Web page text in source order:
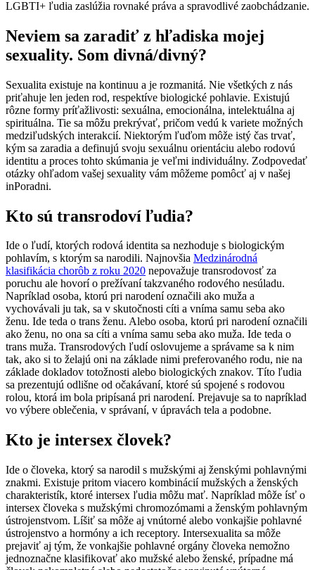
LGBTI+ ľudia zaslúžia rovnaké práva a spravodlivé zaobchádzanie.
Neviem sa zaradiť z hľadiska mojej
sexuality. Som divná/divný?
Sexualita existuje na kontinuu a je rozmanitá. Nie všetkých z nás
priťahuje len jeden rod, respektíve biologické pohlavie. Existujú
rôzne formy príťažlivosti: sexuálna, emocionálna, intelektuálna aj
spirituálna. Tie sa môžu prekrývať, pričom vedú k variete možných
medziľudských interakcií. Niektorým ľuďom môže istý čas trvať,
kým sa zaradia a definujú svoju sexuálnu orientáciu alebo rodovú
identitu a proces tohto skúmania je veľmi individuálny. Zodpovedať
otázky ohľadom vašej sexuality vám môžeme pomôcť aj v našej
inPoradni.
Kto sú transrodoví ľudia?
Ide o ľudí, ktorých rodová identita sa nezhoduje s biologickým
pohlavím, s ktorým sa narodili. Najnovšia Medzinárodná
klasifikácia chorôb z roku 2020 nepovažuje transrodovosť za
poruchu ale hovorí o prežívaní takzvaného rodového nesúladu.
Napríklad osoba, ktorú pri narodení označili ako muža a
vychovávali ju tak, sa v skutočnosti cíti a vníma samu seba ako
ženu. Ide teda o trans ženu. Alebo osoba, ktorú pri narodení označili
ako ženu, no ona sa cíti a vníma samu seba ako muža. Ide teda o
trans muža. Transrodových ľudí oslovujeme a správame sa k nim
tak, ako si to želajú oni na základe nimi preferovaného rodu, nie na
základe dokladov totožnosti alebo biologických znakov. Títo ľudia
sa prezentujú odlišne od očakávaní, ktoré sú spojené s rodovou
rolou, ktorá im bola pripísaná pri narodení. Prejavuje sa to napríklad
vo výbere oblečenia, v správaní, v úpravách tela a podobne.
Kto je intersex človek?
Ide o človeka, ktorý sa narodil s mužskými aj ženskými pohlavnými
znakmi. Existuje pritom viacero kombinácií mužských a ženských
charakteristík, ktoré intersex ľudia môžu mať. Napríklad môže ísť o
intersex človeka s mužskými chromozómami a ženským pohlavným
ústrojenstvom. Líšiť sa môže aj vnútorné alebo vonkajšie pohlavné
ústrojenstvo a hormóny a ich receptory. Intersexualita sa môže
prejaviť aj tým, že vonkajšie pohlavné orgány človeka nemožno
jednoznačne klasifikovať ako mužské alebo ženské, prípadne má